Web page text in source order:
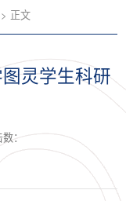
> 正文
灵学生科研
：